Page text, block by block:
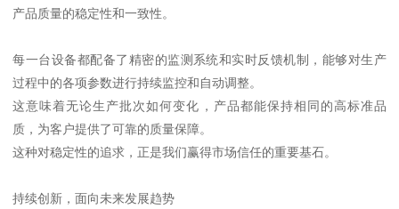
产品质量的稳定性和一致性。
每一台设备都配备了精密的监测系统和实时反馈机制，能够对生产
过程中的各项参数进行持续监控和自动调整。
这意味着无论生产批次如何变化，产品都能保持相同的高标准品
质，为客户提供了可靠的质量保障。
这种对稳定性的追求，正是我们赢得市场信任的重要基石。
持续创新，面向未来发展趋势